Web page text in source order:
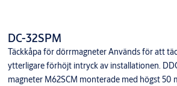
DC-32SPM
Täckkåpa för dörrmagneter Används för att
ytterligare förhöjt intryck av installationen.
magneter M62SCM monterade med högst 50